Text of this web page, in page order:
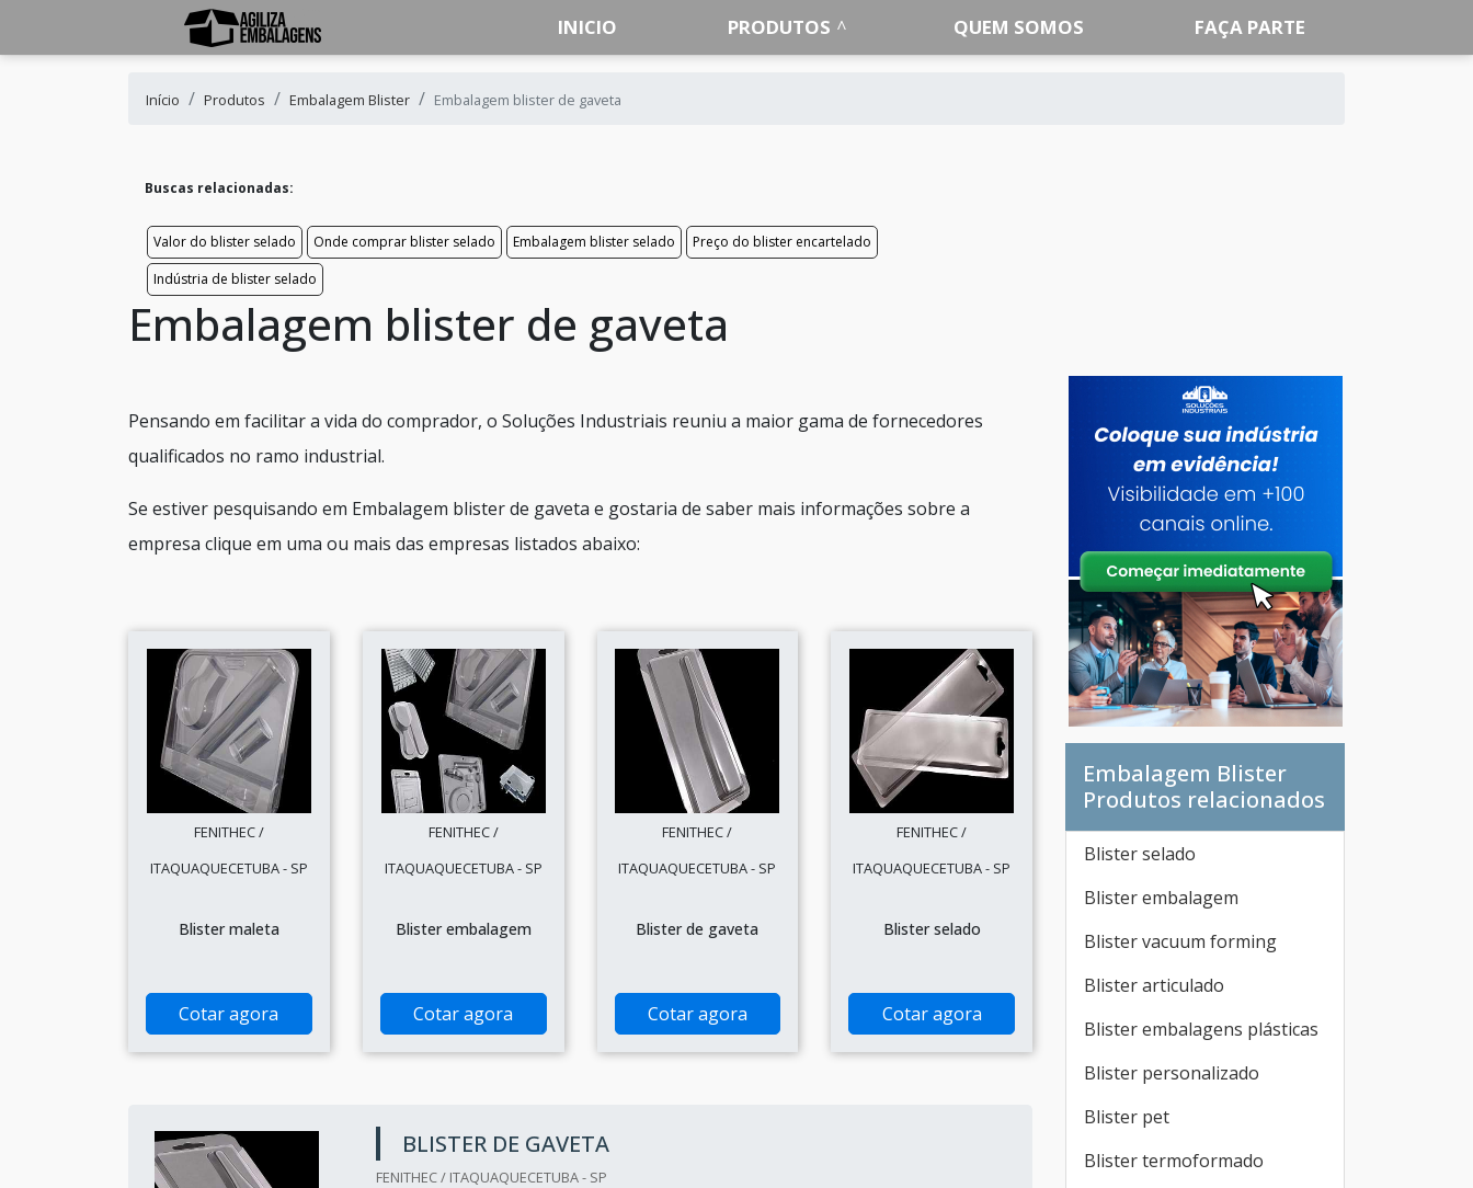
INICIO PRODUTOS QUEM SOMOS FAÇA PARTE
Início Produtos Embalagem Blister Embalagem blister de gaveta
Buscas relacionadas:
Valor do blister selado Onde comprar blister selado Embalagem blister selado
Preço do blister encartelado
Indústria de blister selado
Embalagem blister de gaveta
Pensando em facilitar a vida do comprador, o Soluções Industriais reuniu a maior gama de fornecedores
qualificados no ramo industrial.
Se estiver pesquisando em Embalagem blister de gaveta e gostaria de saber mais informações sobre a
empresa clique em uma ou mais das empresas listados abaixo:
FENITHEC /
ITAQUAQUECETUBA - SP
Blister maleta
Cotar agora
FENITHEC /
ITAQUAQUECETUBA - SP
Blister embalagem
Cotar agora
FENITHEC /
ITAQUAQUECETUBA - SP
Blister de gaveta
Cotar agora
FENITHEC /
ITAQUAQUECETUBA - SP
Blister selado
Cotar agora
BLISTER DE GAVETA
FENITHEC / ITAQUAQUECETUBA - SP
Embalagem Blister
Produtos relacionados
Blister selado
Blister embalagem
Blister vacuum forming
Blister articulado
Blister embalagens plásticas
Blister personalizado
Blister pet
Blister termoformado